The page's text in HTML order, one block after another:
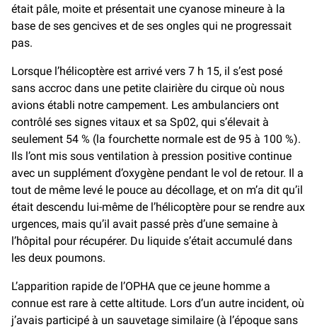
était pâle, moite et présentait une cyanose mineure à la
base de ses gencives et de ses ongles qui ne progressait
pas.
Lorsque l’hélicoptère est arrivé vers 7 h 15, il s’est posé
sans accroc dans une petite clairière du cirque où nous
avions établi notre campement. Les ambulanciers ont
contrôlé ses signes vitaux et sa Sp02, qui s’élevait à
seulement 54 % (la fourchette normale est de 95 à 100 %).
Ils l’ont mis sous ventilation à pression positive continue
avec un supplément d’oxygène pendant le vol de retour. Il a
tout de même levé le pouce au décollage, et on m’a dit qu’il
était descendu lui-même de l’hélicoptère pour se rendre aux
urgences, mais qu’il avait passé près d’une semaine à
l’hôpital pour récupérer. Du liquide s’était accumulé dans
les deux poumons.
L’apparition rapide de l’OPHA que ce jeune homme a
connue est rare à cette altitude. Lors d’un autre incident, où
j’avais participé à un sauvetage similaire (à l’époque sans